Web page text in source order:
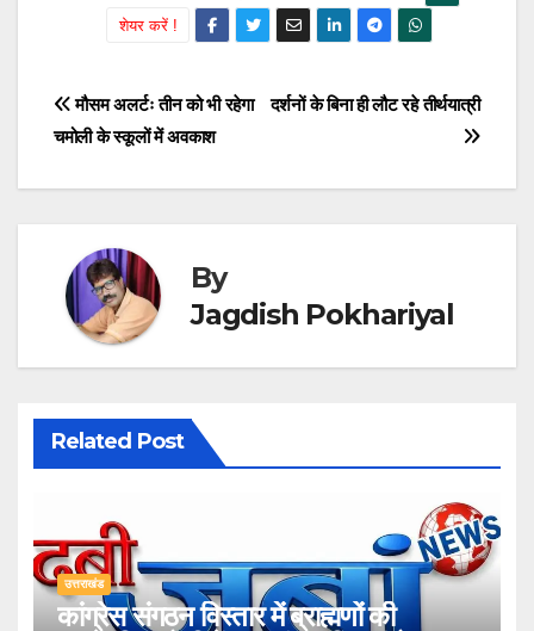
शेयर करें !
Post
navigation
दर्शनों के बिना ही लौट रहे तीर्थयात्री
मौसम अलर्टः तीन को भी रहेगा
चमोली के स्कूलों में अवकाश
By
Jagdish Pokhariyal
Related Post
उत्तराखंड
कांग्रेस संगठन विस्तार में ब्राह्मणों की